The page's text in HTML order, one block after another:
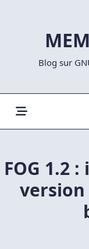
Blog sur
FOG 1.2